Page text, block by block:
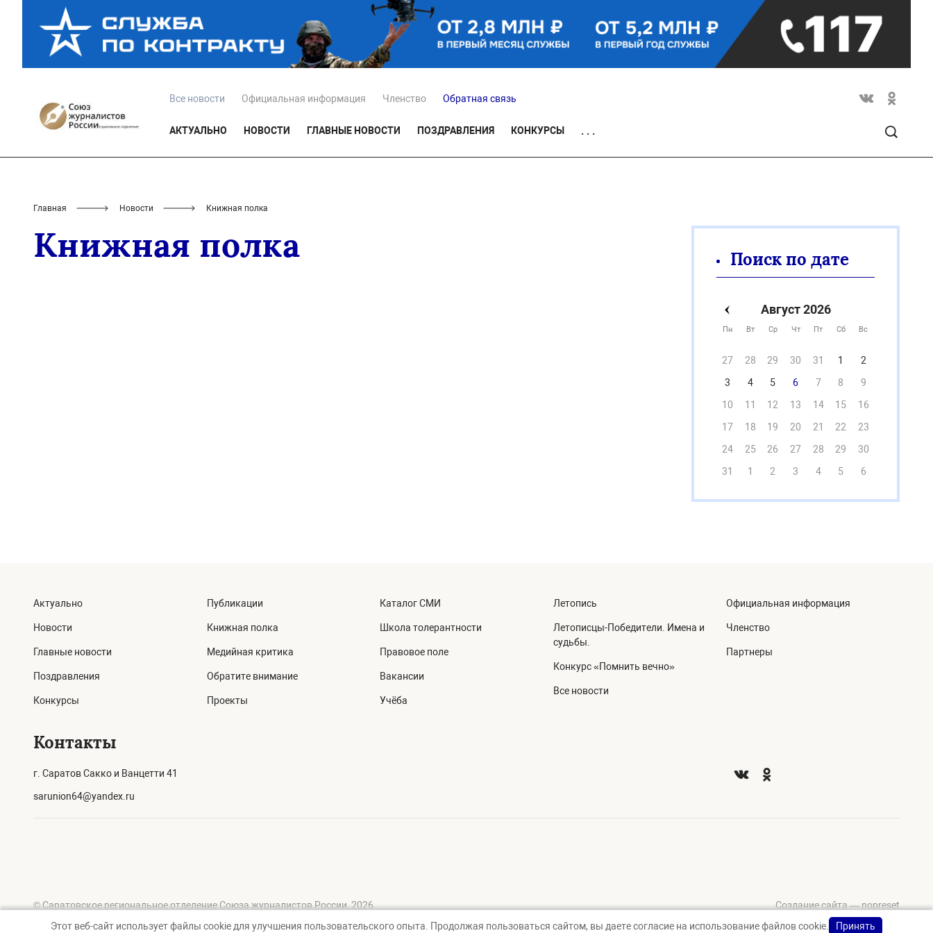
Все новости Официальная информация Членство Обратная связь
АКТУАЛЬНО НОВОСТИ ГЛАВНЫЕ НОВОСТИ ПОЗДРАВЛЕНИЯ КОНКУРСЫ . . .
Главная Новости Книжная полка
Книжная полка Поиск по дате
Август 2026
Пн Вт Ср Чт Пт Сб Вс
27 28 29 30 31 1
2
3
4 5 6 7 8
9
10
11 12 13 14 15
16
17
18 19 20 21 22
23
24
25 26 27 28 29
30
31
1 2 3 4 5 6
Актуально
Новости
Главные новости
Поздравления
Конкурсы
Публикации
Книжная полка
Медийная критика
Обратите внимание
Проекты
Каталог СМИ
Школа толерантности
Правовое поле
Вакансии
Учёба
Летопись
Летописцы-Победители. Имена и
судьбы.
Конкурс «Помнить вечно»
Все новости
Официальная информация
Членство
Партнеры
Контакты
г. Саратов Сакко и Ванцетти 41
sarunion64@yandex.ru
© Саратовское региональное отделение Союза журналистов России, 2026
Создание сайта — nopreset
Этот веб-сайт использует файлы cookie для улучшения пользовательского опыта. Продолжая пользоваться сайтом, вы даете согласие на использование файлов cookie.
Принять